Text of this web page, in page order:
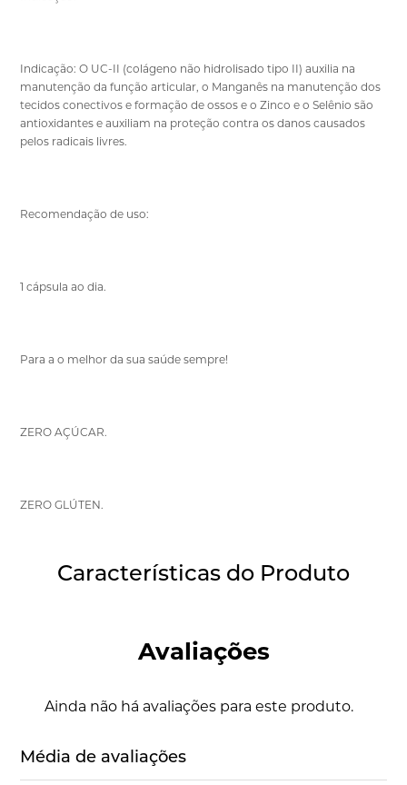
Indicação: O UC-II (colágeno não hidrolisado tipo II) auxilia na
manutenção da função articular, o Manganês na manutenção dos
tecidos conectivos e formação de ossos e o Zinco e o Selênio são
antioxidantes e auxiliam na proteção contra os danos causados
pelos radicais livres.
Recomendação de uso:
1 cápsula ao dia.
Para a o melhor da sua saúde sempre!
ZERO AÇÚCAR.
ZERO GLÚTEN.
Características do Produto
Avaliações
Ainda não há avaliações para este produto.
Média de avaliações